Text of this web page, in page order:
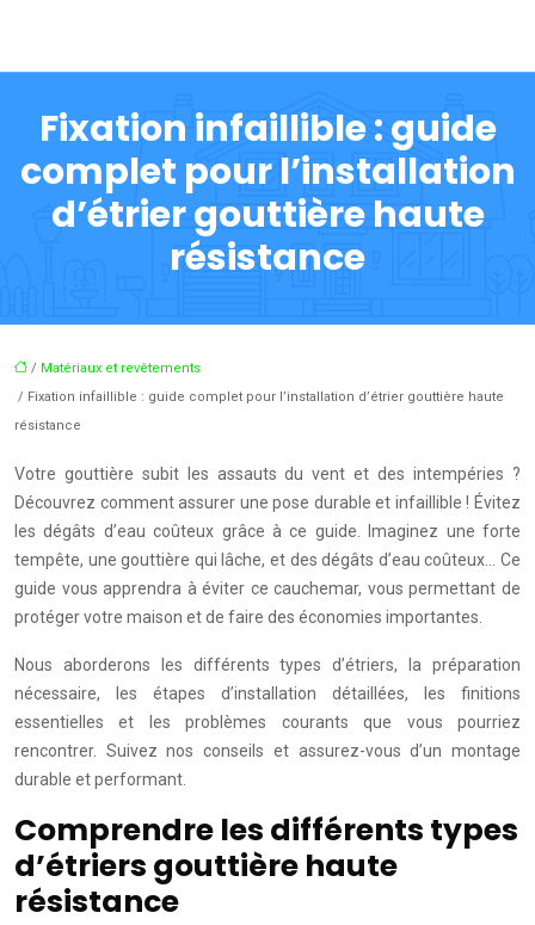
Fixation infaillible : guide
complet pour l’installation
d’étrier gouttière haute
résistance
/ Matériaux et revêtements
/ Fixation infaillible : guide complet pour l’installation d’étrier gouttière haute
résistance
Votre gouttière subit les assauts du vent et des intempéries ?
Découvrez comment assurer une pose durable et infaillible ! Évitez
les dégâts d’eau coûteux grâce à ce guide. Imaginez une forte
tempête, une gouttière qui lâche, et des dégâts d’eau coûteux… Ce
guide vous apprendra à éviter ce cauchemar, vous permettant de
protéger votre maison et de faire des économies importantes.
Nous aborderons les différents types d’étriers, la préparation
nécessaire, les étapes d’installation détaillées, les finitions
essentielles et les problèmes courants que vous pourriez
rencontrer. Suivez nos conseils et assurez-vous d’un montage
durable et performant.
Comprendre les différents types
d’étriers gouttière haute
résistance